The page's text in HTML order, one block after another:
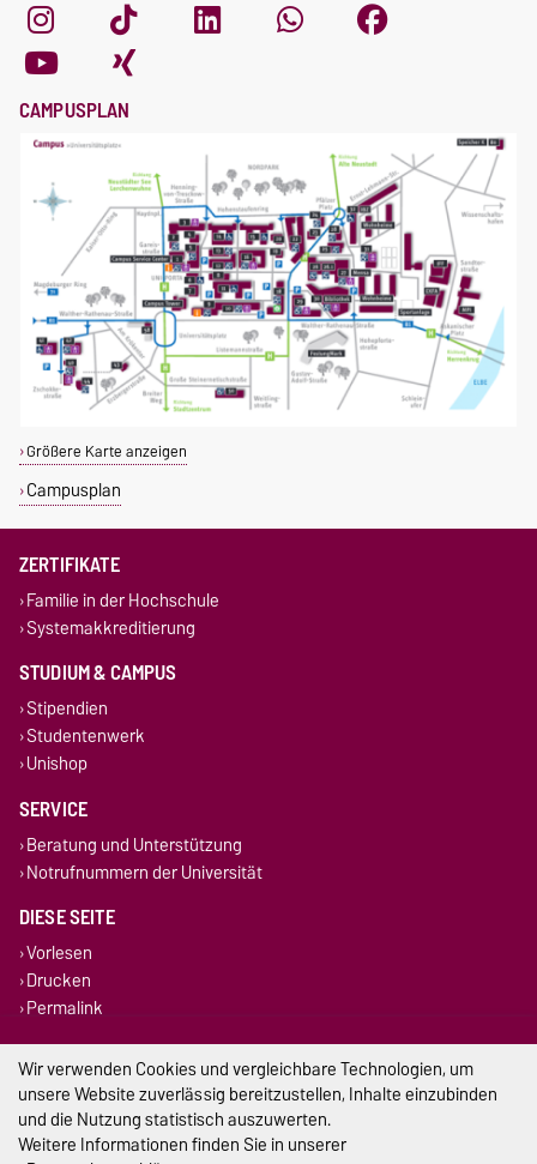
CAMPUSPLAN
Größere Karte anzeigen
Campusplan
ZERTIFIKATE
Familie in der Hochschule
Systemakkreditierung
STUDIUM & CAMPUS
Stipendien
Studentenwerk
Unishop
SERVICE
Beratung und Unterstützung
Notrufnummern der Universität
DIESE SEITE
Vorlesen
Drucken
Permalink
Impressum
Datenschutz
Wir verwenden Cookies und vergleichbare Technologien, um
unsere Website zuverlässig bereitzustellen, Inhalte einzubinden
und die Nutzung statistisch auszuwerten.
Weitere Informationen finden Sie in unserer